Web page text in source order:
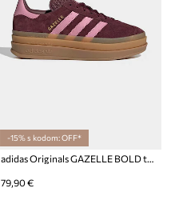
-15% s kodom: OFF*
adidas Originals GAZELLE BOLD tenisice za djecu od brušene kože
79,90 €